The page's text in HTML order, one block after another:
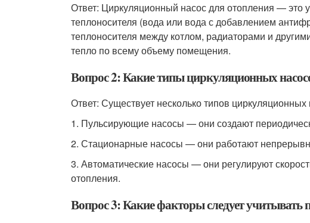
Ответ: Циркуляционный насос для отопления — это
теплоносителя (вода или вода с добавлением
теплоносителя между котлом, радиаторами и
тепло по всему объему помещения.
Вопрос 2: Какие типы циркуляционных
Ответ: Существует несколько типов
1. Пульсирующие насосы — они создают
2. Стационарные насосы — они работают
3. Автоматические насосы — они регулируют
отопления.
Вопрос 3: Какие факторы следует учитывать